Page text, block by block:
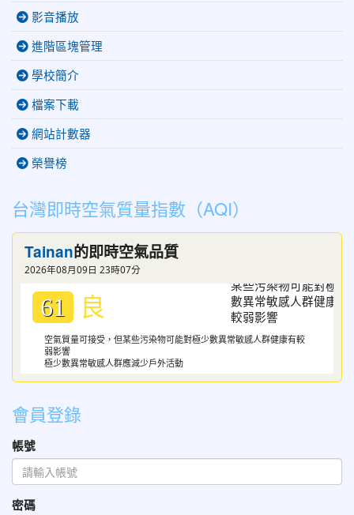
影音播放
進階區塊管理
學校簡介
檔案下載
網站計數器
榮譽榜
台灣即時空氣質量指數（AQI）
Tainan的即時空氣品質
2026年08月09日 23時07分
61 良
空氣質量可接受，但某些污染物可能對極少數異常敏感人群健康有較
弱影響
極少數異常敏感人群應減少戶外活動
會員登錄
帳號
密碼